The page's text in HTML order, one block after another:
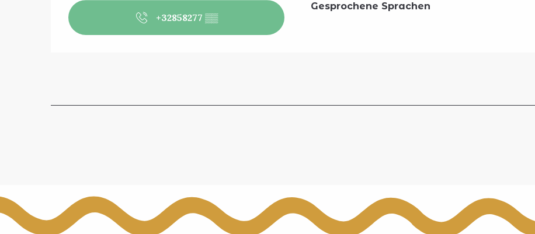
+32858277 ▒▒
Gesprochene Sprachen
Gesprochene Sprachen